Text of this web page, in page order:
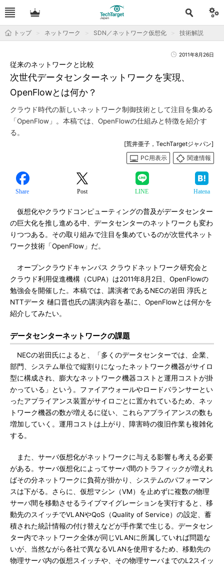
トップ ネットワーク SDN／ネットワーク仮想化 技術解説
2011年8月26日
次世代データセンターネットワークを実現、
OpenFlowとは何か？
従来のネットワークと比較
クラウド時代の新しいネットワーク制御技術として注目を集める
「OpenFlow」。本稿では、OpenFlowの仕組みと特徴を紹介す
る。
[荒井亜子，TechTargetジャパン]
PC用表示
関連情報
Share Post LINE Hatena
仮想化やクラウドコンピューティングの普及がデータセンター
の巨大化を推し進める中、データセンターのネットワークも変わ
りつつある。その取り組みで注目を集めているのが次世代ネット
ワーク技術「OpenFlow」だ。
オープンクラウドキャンパス クラウドネットワーク研究会と
クラウド利用促進機構（CUPA）は2011年8月2日、OpenFlowの
勉強会を開催した。本稿では、講演者であるNECの岩田 淳氏と
NTTデータ 樋口晋也氏の講演内容を基に、OpenFlowとは何かを
紹介してみたい。
データセンターネットワークの課題
NECの岩田氏によると、「多くのデータセンターでは、企業、
部門、システム単位で縦割りになったネットワーク機器がサイロ
型に構成され、膨大なネットワーク機器コストと運用コストが掛
かっている」という。ファイアウォールやロードバランサーとい
ったアプライアンス装置がサイロごとに置かれているため、ネッ
トワーク機器の数が増えるに従い、これらアプライアンスの数も
増加していく。運用コストは上がり、障害時の復旧作業も複雑化
する。
また、サーバ仮想化がネットワークに与える影響も考える必要
がある。サーバ仮想化によってサーバ間のトラフィックが増えれ
ばその分ネットワークに負荷が掛かり、システムのパフォーマン
スは下がる。さらに、仮想マシン（VM）を止めずに複数の物理
サーバ間を移動させるライブマイグレーションを実行すると、移
動先のスイッチでVLANやQoS（Quality of Service）の設定、蓄
積された統計情報の付け替えなどが手作業で生じる。データセン
ター内でネットワーク全体が同じVLANに所属していれば問題な
いが、当然ながら各社で異なるVLANを使用するため、移動先の
物理サーバ内の仮想スイッチや、その物理サーバまでのL2スイッ